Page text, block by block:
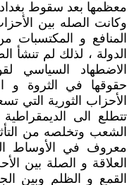
وكانت الصله بين
المنافع و المكتسبات
الدولة ، لذلك لم تنشأ
الاضطهاد السياسي
حقوقها في الثروة و
الأحزاب الثورية التي
تتطلع الى
الشعب وتخلصه من
معروف في الأوساط
العلاقة و الصلة بين
القمع و الظلم وبين